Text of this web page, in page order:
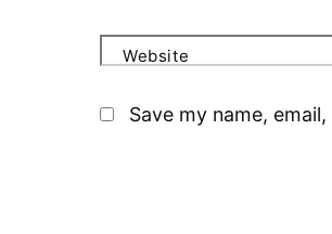
Website
Save my name,